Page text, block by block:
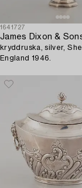
1641727
James Dixon &
kryddruska, silver,
England 1946.